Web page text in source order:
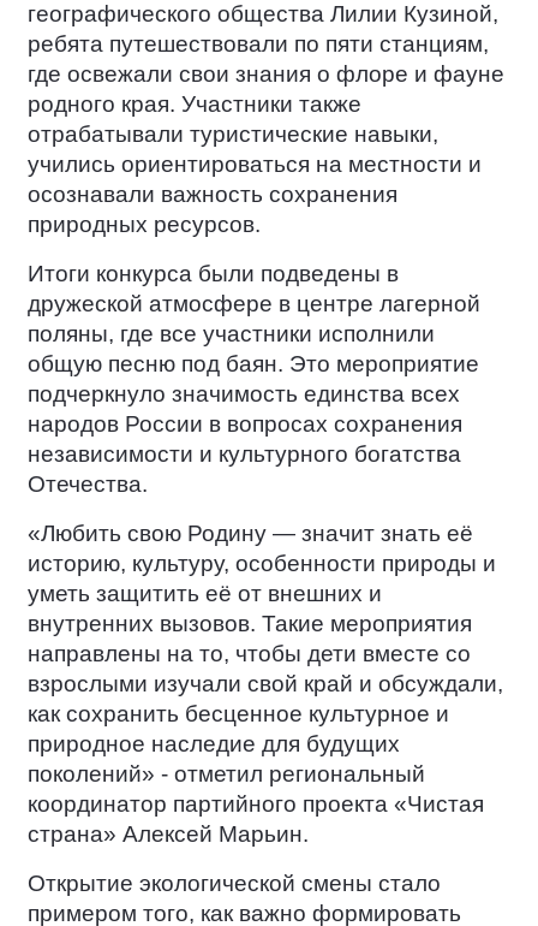
географического общества Лилии Кузиной,
ребята путешествовали по пяти станциям,
где освежали свои знания о флоре и фауне
родного края. Участники также
отрабатывали туристические навыки,
учились ориентироваться на местности и
осознавали важность сохранения
природных ресурсов.
Итоги конкурса были подведены в
дружеской атмосфере в центре лагерной
поляны, где все участники исполнили
общую песню под баян. Это мероприятие
подчеркнуло значимость единства всех
народов России в вопросах сохранения
независимости и культурного богатства
Отечества.
«Любить свою Родину — значит знать её
историю, культуру, особенности природы и
уметь защитить её от внешних и
внутренних вызовов. Такие мероприятия
направлены на то, чтобы дети вместе со
взрослыми изучали свой край и обсуждали,
как сохранить бесценное культурное и
природное наследие для будущих
поколений» - отметил региональный
координатор партийного проекта «Чистая
страна» Алексей Марьин.
Открытие экологической смены стало
примером того, как важно формировать